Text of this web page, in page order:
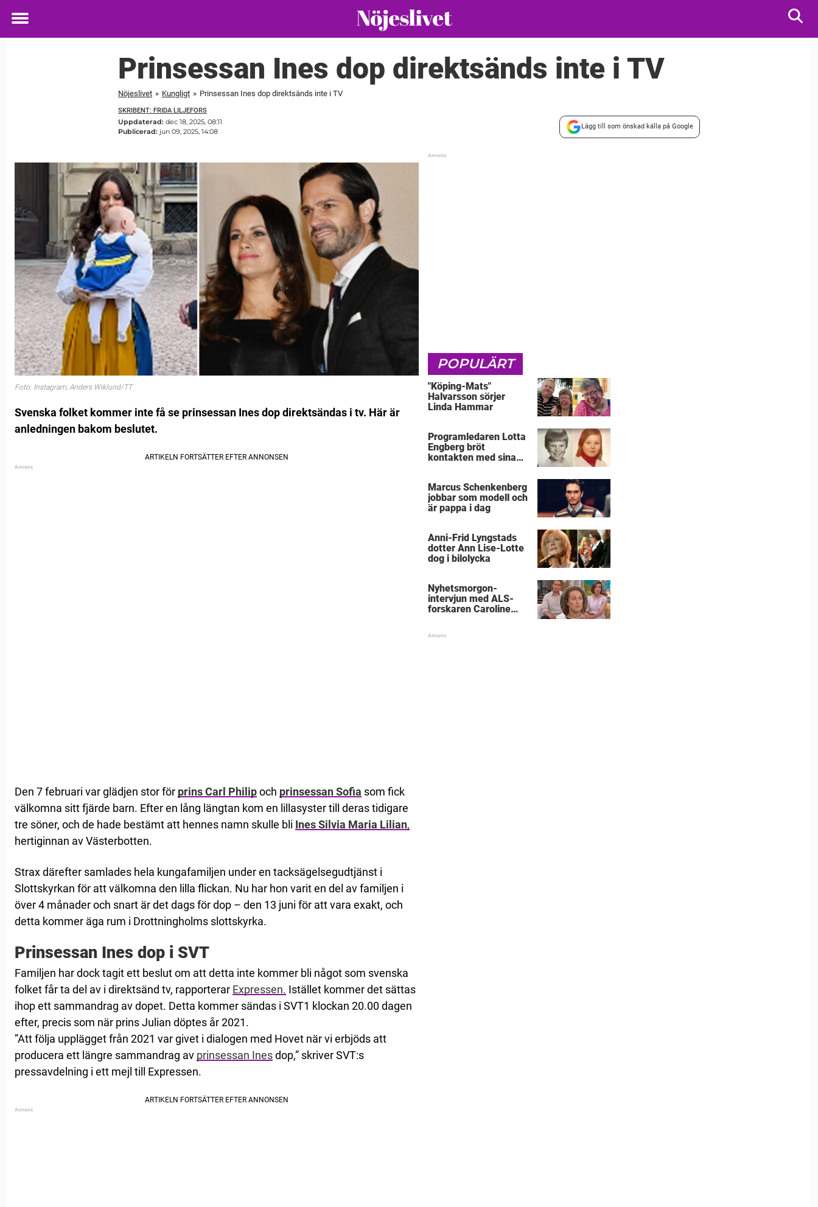
Toggle
Prinsessan Ines dop direktsänds inte i TV
Nöjeslivet » Kungligt » Prinsessan Ines dop direktsänds inte i TV
SKRIBENT: FRIDA LILJEFORS
Uppdaterad: dec 18, 2025, 08:11
Publicerad: jun 09, 2025, 14:08
Lägg till som önskad källa på Google
Foto: Instagram, Anders Wiklund/TT
Svenska folket kommer inte få se prinsessan Ines dop direktsändas i tv. Här är
anledningen bakom beslutet.
Den 7 februari var glädjen stor för prins Carl Philipoch prinsessan Sofia som fick
välkomna sitt fjärde barn. Efter en lång längtan kom en lillasyster till deras tidigare
tre söner, och de hade bestämt att hennes namn skulle bli Ines Silvia Maria Lilian,
hertiginnan av Västerbotten.
Strax därefter samlades hela kungafamiljen under en tacksägelsegudtjänst i
Slottskyrkan för att välkomna den lilla flickan. Nu har hon varit en del av familjen i
över 4 månader och snart är det dags för dop – den 13 juni för att vara exakt, och
detta kommer äga rum i Drottningholms slottskyrka.
Prinsessan Ines dop i SVT
Familjen har dock tagit ett beslut om att detta inte kommer bli något som svenska
folket får ta del av i direktsänd tv, rapporterar Expressen. Istället kommer det sättas
ihop ett sammandrag av dopet. Detta kommer sändas i SVT1 klockan 20.00 dagen
efter, precis som när prins Julian döptes år 2021.
”Att följa upplägget från 2021 var givet i dialogen med Hovet när vi erbjöds att
producera ett längre sammandrag av prinsessan Inesdop,” skriver SVT:s
pressavdelning i ett mejl till Expressen.
POPULÄRT
"Köping-Mats"
Halvarsson sörjer
Linda Hammar
Programledaren Lotta
Engberg bröt
kontakten med sina
Marcus Schenkenberg
jobbar som modell och
är pappa i dag
Anni-Frid Lyngstads
dotter Ann Lise-Lotte
dog i bilolycka
Nyhetsmorgon-
intervjun med ALS-
forskaren Caroline